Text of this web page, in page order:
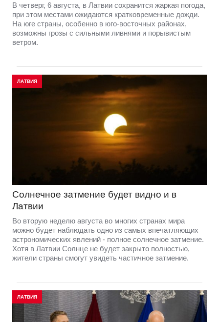
В четверг, 6 августа, в Латвии сохранится жаркая погода,
при этом местами ожидаются кратковременные дожди.
На юге страны, особенно в юго-восточных районах,
возможны грозы с сильными ливнями и порывистым
ветром.
ЛАТВИЯ
Солнечное затмение будет видно и в
Латвии
Во вторую неделю августа во многих странах мира
можно будет наблюдать одно из самых впечатляющих
астрономических явлений - полное солнечное затмение.
Хотя в Латвии Солнце не будет закрыто полностью,
жители страны смогут увидеть частичное затмение.
ЛАТВИЯ